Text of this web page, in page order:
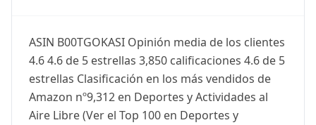
ASIN B00TGOKASI Opinión media de los clientes
4.6 4.6 de 5 estrellas 3,850 calificaciones 4.6 de 5
estrellas Clasificación en los más vendidos de
Amazon nº9,312 en Deportes y Actividades al
Aire Libre (Ver el Top 100 en Deportes y